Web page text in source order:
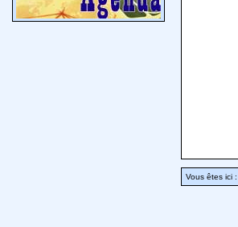
Vous êtes ici :